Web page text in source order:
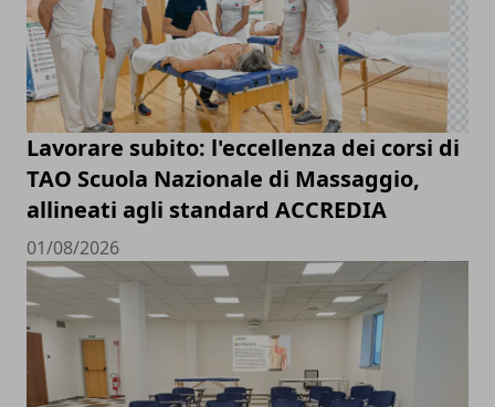
Lavorare subito: l'eccellenza dei corsi di
TAO Scuola Nazionale di Massaggio,
allineati agli standard ACCREDIA
01/08/2026